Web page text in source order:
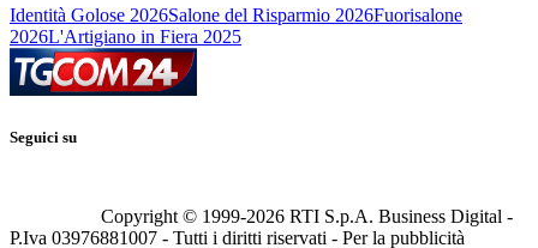
Identità Golose 2026Salone del Risparmio 2026Fuorisalone
2026L'Artigiano in Fiera 2025
Seguici su
Copyright © 1999-2026 RTI S.p.A. Business Digital -
P.Iva 03976881007 - Tutti i diritti riservati - Per la pubblicità